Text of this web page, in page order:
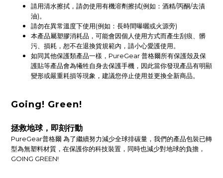
請用清水擦拭，請勿使用有機溶劑擦拭(例如：酒精/丙酮/去漬
油)。
請勿在異常溫度下使用(例如：長時間曝曬或火源旁)
本產品屬塑膠消耗品，可能會因個人使用方式而產生刮痕、髒
污、損耗，恕不在退換貨規範內，請小心愛護使用。
如同其他保護類產品一樣，PureGear 普格爾所有保護殼及保
護貼等產品會為犧牲自身去保護手機，因此當你發現產品有明顯
變形或嚴重耗損等現象，建議您停止使用並更換全新商品。
Going! Green!
拯救地球，即刻行動
PureGear普格爾 為了繼續努力減少全球排碳量，我們的產品包裝已轉
型為無塑料材質，在保護你的科技裝置，同時也減少對地球的負擔，
GOING GREEN!